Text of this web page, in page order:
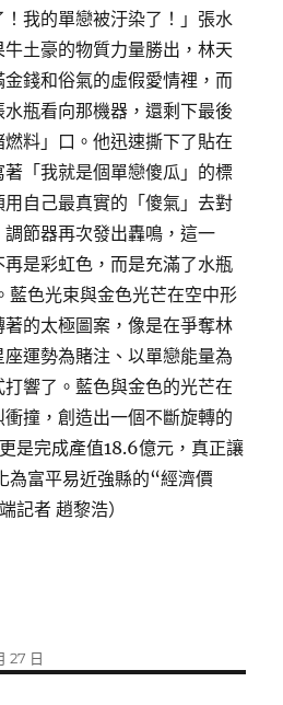
我的單戀被汙染了！」張水
土豪的物質力量勝出，林天
錢和俗氣的虛假愛情裡，而
瓶看向那機器，還剩下最後
料」口。他迅速撕下了貼在
「我就是個單戀傻瓜」的標
自己最真實的「傻氣」去對
節器再次發出轟鳴，這一
是彩虹色，而是充滿了水瓶
色光束與金色光芒在空中形
的太極圖案，像是在爭奪林
運勢為賭注、以單戀能量為
響了。藍色與金色的光芒在
撞，創造出一個不斷旋轉的
是完成產值18.6億元，真正讓
為富平易近強縣的“經濟價
記者 趙黎浩）
27 日